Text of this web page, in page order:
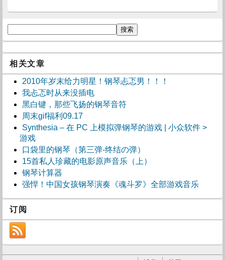
相关文章
2010年岁末给力明星！钢琴忐忑男！！！
我忐忑时从来没插电
黑白键，那些飞扬的钢琴音符
周末gif福利09.17
Synthesia – 在 PC 上模拟弹钢琴的游戏 | 小众软件 >
游戏
口袋里的钢琴（第三弹-终结の弹）
15首私人珍藏的电影原声音乐（上）
钢琴计算器
强悍！中国女孩钢琴演奏《魂斗罗》全部游戏音乐
订阅